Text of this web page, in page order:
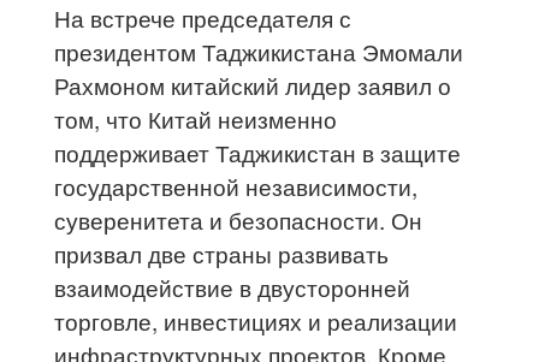
На встрече председателя с
президентом Таджикистана Эмомали
Рахмоном китайский лидер заявил о
том, что Китай неизменно
поддерживает Таджикистан в защите
государственной независимости,
суверенитета и безопасности. Он
призвал две страны развивать
взаимодействие в двусторонней
торговле, инвестициях и реализации
инфраструктурных проектов. Кроме